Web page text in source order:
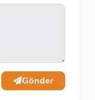
Gönder